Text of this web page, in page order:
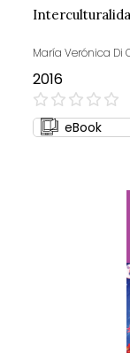
María Verónica Di
2016
0%
eBook